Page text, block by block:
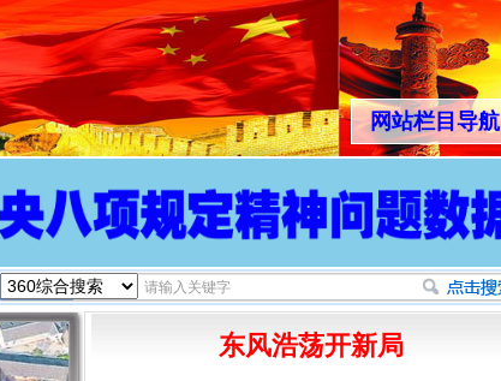
网站栏目导航
东风浩荡开新局